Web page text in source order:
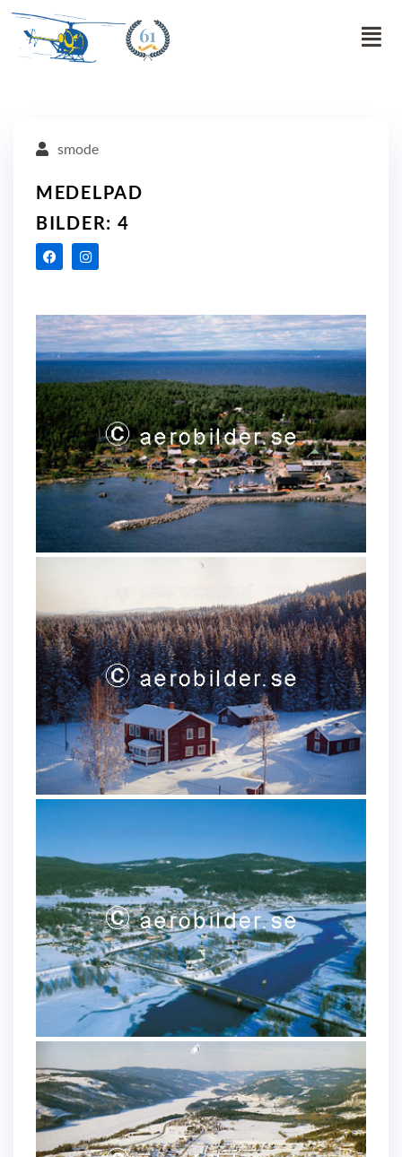
61
smode
MEDELPAD
BILDER: 4